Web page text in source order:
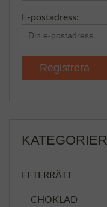
E-postadress:
KATEGORIER
EFTERRÄTT
CHOKLAD